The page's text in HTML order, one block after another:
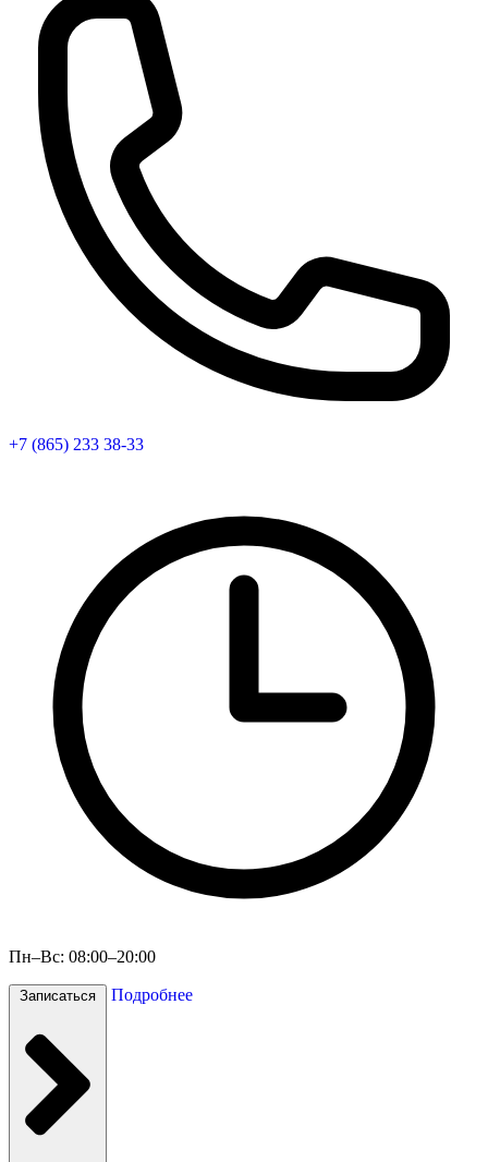
+7 (865) 233 38-33
Пн–Вс: 08:00–20:00
Записаться Подробнее